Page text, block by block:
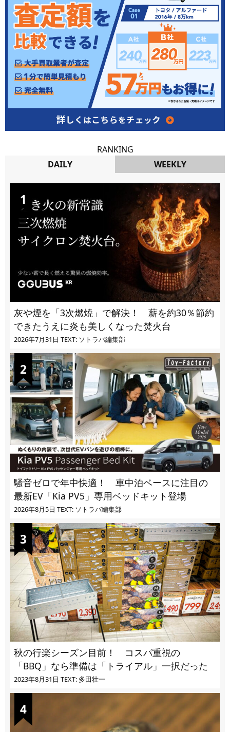
RANKING
DAILY
WEEKLY
灰や煙を「3次燃焼」で解決！ 薪を約30％節約
できたうえに炎も美しくなった焚火台
2026年7月31日 TEXT: ソトラバ編集部
騒音ゼロで年中快適！ 車中泊ベースに注目の
最新EV「Kia PV5」専用ベッドキット登場
2026年8月5日 TEXT: ソトラバ編集部
秋の行楽シーズン目前！ コスパ重視の
「BBQ」なら準備は「トライアル」一択だった
2023年8月31日 TEXT: 多田壮一